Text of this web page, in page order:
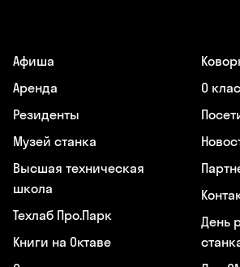
Афиша
Аренда
Резиденты
Музей станка
Высшая техническая
школа
Техлаб Про.Парк
Книги на Октаве
О
День